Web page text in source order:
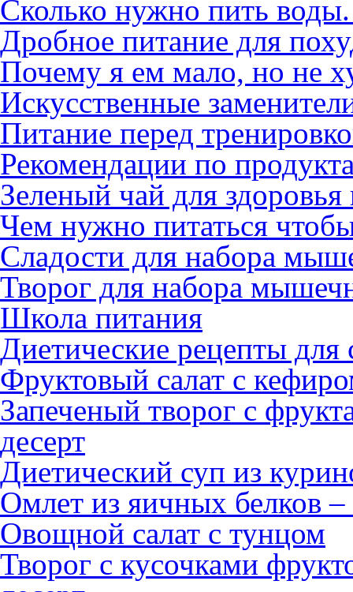
Сколько нужно пить
Дробное питание для
Почему я ем мало, но не
Искусственные
Питание перед
Рекомендации по
Зеленый чай для
Чем нужно питаться
Сладости для набора
Творог для набора
Школа питания
Диетические рецепты для
Фруктовый салат с
Запеченый творог с
десерт
Диетический суп из
Омлет из яичных белков
Овощной салат с тунцом
Творог с кусочками